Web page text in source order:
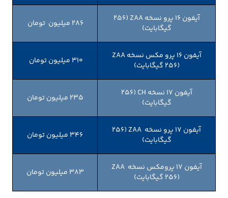
آیفون ۱۶ پرو نسخه ZAA (۲۵۶
گیگابایت)
286 میلیون تومان
آیفون ۱۶ پرو مکس نسخه ZAA
(۲۵۶ گیگابایت)
310 میلیون تومان
آیفون ۱۷ نسخه CH (۲۵۶
گیگابایت)
235 میلیون تومان
آیفون ۱۷ پرو نسخه ZAA (۲۵۶
گیگابایت)
346 میلیون تومان
آیفون ۱۷ پرومکس نسخه ZAA
(۲۵۶ گیگابایت)
383 میلیون تومان